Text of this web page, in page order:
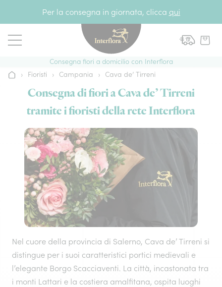
Per la consegna in giornata, clicca qui
Consegna fiori a domicilio con Interflora
Home› Fioristi › Campania › Cava de’ Tirreni
Consegna di fiori a Cava de’ Tirreni
tramite i fioristi della rete Interflora
Nel cuore della provincia di Salerno, Cava de’ Tirreni si
distingue per i suoi caratteristici portici medievali e
l’elegante Borgo Scacciaventi. La città, incastonata tra
i monti Lattari e la costiera amalfitana, ospita luoghi